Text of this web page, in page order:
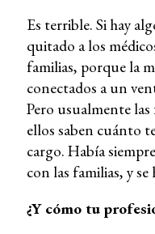
Es terrible. Si hay
quitado a los
familias, porque la
conectados a un
Pero usualmente
ellos saben cuánto
cargo. Había
con las familias, y
¿Y cómo tu